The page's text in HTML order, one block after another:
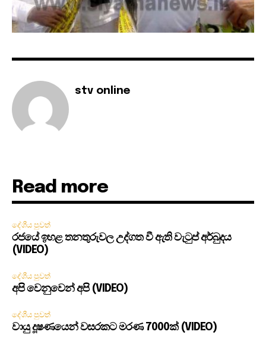
stv online
Read more
දේශීය පුවත්
රජයේ ඉහළ තනතුරුවල උද්ගත වී ඇති වැටුප් අර්බුදය
(VIDEO)
දේශීය පුවත්
අපි වෙනුවෙන් අපි (VIDEO)
දේශීය පුවත්
වායු දූෂණයෙන් වසරකට මරණ 7000ක් (VIDEO)